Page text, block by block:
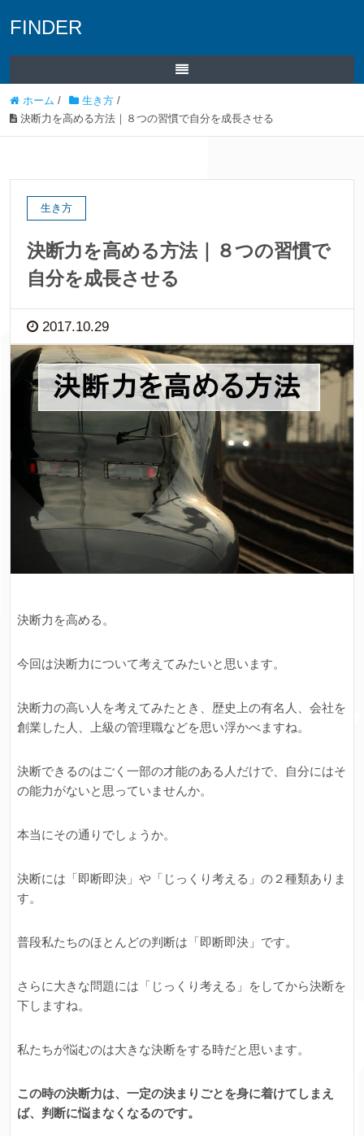
FINDER
ホーム / 生き方 /
決断力を高める方法｜８つの習慣で自分を成長させる
生き方
決断力を高める方法｜８つの習慣で
自分を成長させる
2017.10.29
決断力を高める。
今回は決断力について考えてみたいと思います。
決断力の高い人を考えてみたとき、歴史上の有名人、会社を
創業した人、上級の管理職などを思い浮かべますね。
決断できるのはごく一部の才能のある人だけで、自分にはそ
の能力がないと思っていませんか。
本当にその通りでしょうか。
決断には「即断即決」や「じっくり考える」の２種類ありま
す。
普段私たちのほとんどの判断は「即断即決」です。
さらに大きな問題には「じっくり考える」をしてから決断を
下しますね。
私たちが悩むのは大きな決断をする時だと思います。
この時の決断力は、一定の決まりごとを身に着けてしまえ
ば、判断に悩まなくなるのです。